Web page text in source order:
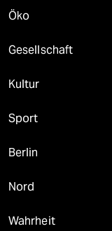
Öko
Gesellschaft
Kultur
Sport
Berlin
Nord
Wahrheit